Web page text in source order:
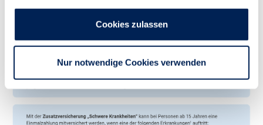
Cookies zulassen
Nur notwendige Cookies verwenden